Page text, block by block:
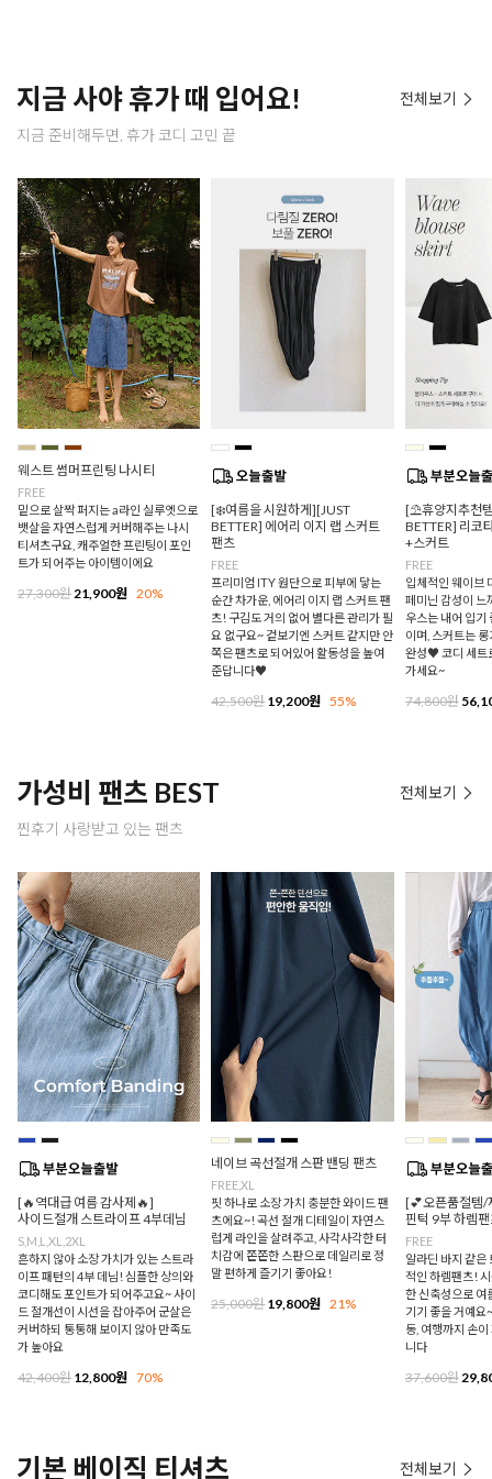
지금 사야 휴가 때 입어요!
지금 준비해두면, 휴가 코디 고민 끝
전체보기
웨스트 썸머프린팅 나시티
FREE
밑으로 살짝 퍼지는 a라인 실루엣으로
뱃살을 자연스럽게 커버해주는 나시
티셔츠구요, 캐주얼한 프린팅이 포인
트가 되어주는 아이템이에요
27,300원 21,900원 20%
[❄️여름을 시원하게][JUST
BETTER] 에어리 이지 랩 스커트
팬츠
FREE
프리미엄 ITY 원단으로 피부에 닿는
순간 차가운, 에어리 이지 랩 스커트 팬
츠! 구김도 거의 없어 별다른 관리가 필
요 없구요~ 겉보기엔 스커트 같지만 안
쪽은 팬츠로 되어있어 활동성을 높여
준답니다♥
42,500원19,200원 55%
[⛱️휴양지추천
BETTER] 리코
+스커트
FREE
입체적인 웨이브
페미닌 감성이 느
우스는 내어 입기
이며, 스커트는
완성♥ 코디 세트
가세요~
74,800원
가성비 팬츠 BEST
찐후기 사랑받고 있는 팬츠
전체보기
[🔥역대급 여름 감사제🔥]
사이드절개 스트라이프 4부데님
S,M,L,XL,2XL
흔하지 않아 소장 가치가 있는 스트라
이프 패턴의 4부 데님! 심플한 상의와
코디해도 포인트가 되어주고요~ 사이
드 절개선이 시선을 잡아주어 군살은
커버하되 통통해 보이지 않아 만족도
가 높아요
42,400원 12,800원 70%
네이브 곡선절개 스판 밴딩 팬츠
FREE,XL
핏 하나로 소장 가치 충분한 와이드 팬
츠에요~! 곡선 절개 디테일이 자연스
럽게 라인을 살려주고, 사각사각한 터
치감에 쫀쫀한 스판으로 데일리로 정
말 편하게 즐기기 좋아요!
25,000원19,800원 21%
[💕오픈품절템/
핀턱 9부 하렘
FREE
알라딘 바지 같은
적인 하렘팬츠!
한 신축성으로 여
기기 좋을 거예요
동, 여행까지 손
니다
37,600원
기본 베이직 티셔츠 전체보기